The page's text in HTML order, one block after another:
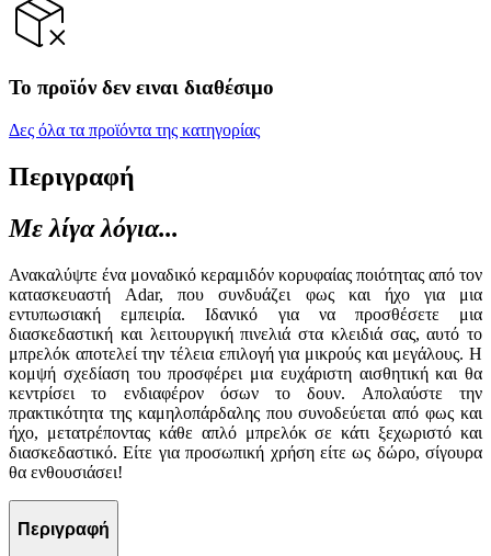
Το προϊόν δεν ειναι διαθέσιμο
Δες όλα τα προϊόντα της κατηγορίας
Περιγραφή
Με λίγα λόγια...
Ανακαλύψτε ένα μοναδικό κεραμιδόν κορυφαίας ποιότητας από τον
κατασκευαστή Adar, που συνδυάζει φως και ήχο για μια
εντυπωσιακή εμπειρία. Ιδανικό για να προσθέσετε μια
διασκεδαστική και λειτουργική πινελιά στα κλειδιά σας, αυτό το
μπρελόκ αποτελεί την τέλεια επιλογή για μικρούς και μεγάλους. Η
κομψή σχεδίαση του προσφέρει μια ευχάριστη αισθητική και θα
κεντρίσει το ενδιαφέρον όσων το δουν. Απολαύστε την
πρακτικότητα της καμηλοπάρδαλης που συνοδεύεται από φως και
ήχο, μετατρέποντας κάθε απλό μπρελόκ σε κάτι ξεχωριστό και
διασκεδαστικό. Είτε για προσωπική χρήση είτε ως δώρο, σίγουρα
θα ενθουσιάσει!
Περιγραφή